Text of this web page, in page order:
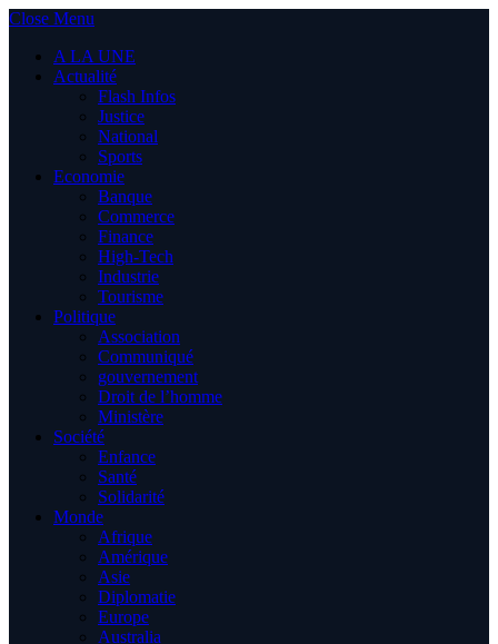
Close Menu
A LA UNE
Actualité
Flash Infos
Justice
National
Sports
Economie
Banque
Commerce
Finance
High-Tech
Industrie
Tourisme
Politique
Association
Communiqué
gouvernement
Droit de l’homme
Ministère
Société
Enfance
Santé
Solidarité
Monde
Afrique
Amérique
Asie
Diplomatie
Europe
Australia